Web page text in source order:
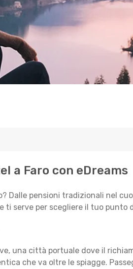
a Faro con eDreams
Dalle pensioni tradizionali nel
ti serve per scegliere il tuo
una città portuale dove il
che va oltre le spiagge.